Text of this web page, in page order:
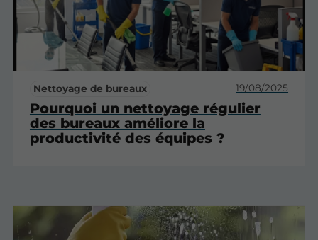
Nettoyage de bureaux 19/08/2025
Pourquoi un nettoyage régulier
des bureaux améliore la
productivité des équipes ?